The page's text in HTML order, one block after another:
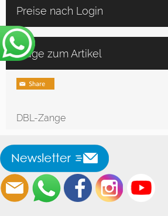
Preise nach Login
Frage zum Artikel
DBL-Zange